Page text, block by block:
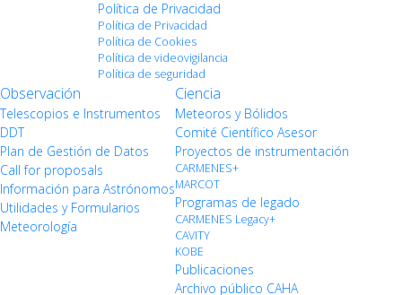
Política de Privacidad
Política de Privacidad
Política de Cookies
Política de videovigilancia
Política de seguridad
Observación
Telescopios e Instrumentos
DDT
Plan de Gestión de Datos
Call for proposals
Información para Astrónomos
Utilidades y Formularios
Meteorología
Ciencia
Meteoros y Bólidos
Comité Científico Asesor
Proyectos de instrumentación
CARMENES+
MARCOT
Programas de legado
CARMENES Legacy+
CAVITY
KOBE
Publicaciones
Archivo público CAHA